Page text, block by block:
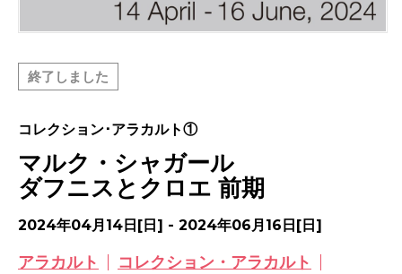
終了しました
コレクション･アラカルト①
マルク・シャガール
ダフニスとクロエ 前期
2024年04月14日[日] - 2024年06月16日[日]
アラカルト
コレクション・アラカルト